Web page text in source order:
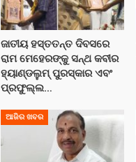
ଜାତୀୟ ହସ୍ତତନ୍ତ ଦିବସରେ
ରାମ ମେହେରଙ୍କୁ ସନ୍ଥ କବୀର
ହ୍ୟାଣ୍ଡଲୁମ୍ ପୁରସ୍କାର ଏବଂ
ପ୍ରଫୁଲ୍ଲ…
ଆଜିର ଖବର